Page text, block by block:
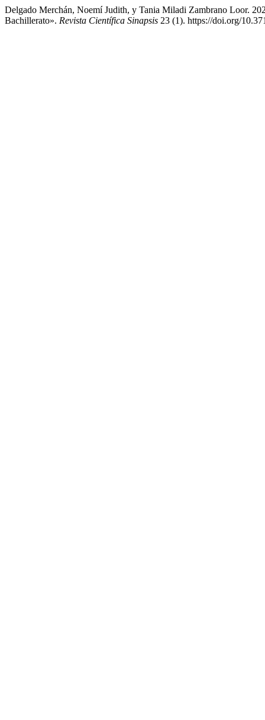
Delgado Merchán, Noemí Judith, y Tania Miladi Zambrano Loor.
Bachillerato». Revista Científica Sinapsis 23 (1). https://doi.org/